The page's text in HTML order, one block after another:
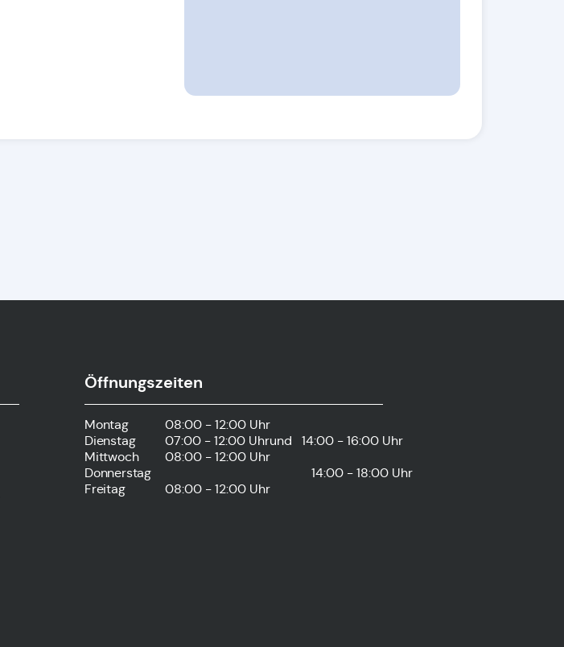
Öffnungszeiten
Montag
08:00 - 12:00 Uhr
Dienstag
07:00 - 12:00 Uhrund
14:00 - 16:00 Uhr
Mittwoch
08:00 - 12:00 Uhr
Donnerstag
14:00 - 18:00 Uhr
Freitag
08:00 - 12:00 Uhr